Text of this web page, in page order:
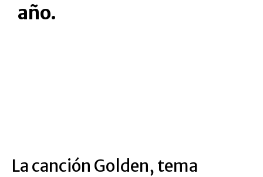
año.
La canción Golden, tema